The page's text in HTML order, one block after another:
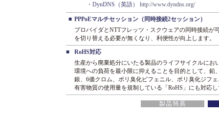
・DynDNS（英語） http://www.dyndns.org/
■ PPPoEマルチセッション（同時接続2セッション）
プロバイダとNTTフレッツ・スクウェアの同時接続が
を切り替える必要が無くなり、利便性が向上します。
■
RoHS対応
生産から廃棄処分にいたる製品のライフサイクルにお
環境への負荷を最小限に抑えることを目的として、鉛
銀、6価クロム、ポリ臭化ビフェニル、ポリ臭化ジフ
有害物質の使用量を規制している「RoHS」にも対応